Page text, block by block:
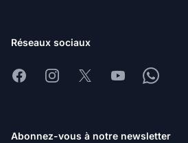
Réseaux sociaux
FacebookInstagram
X YoutubeWhatsapp
Abonnez-vous à notre newsletter